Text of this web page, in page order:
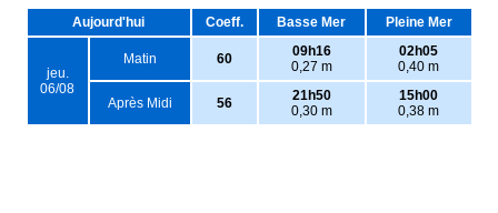
Aujourd'hui Coeff. Basse Mer Pleine Mer
jeu.
06/08
Matin 60
09h16
0,27 m
02h05
0,40 m
Après Midi 56
21h50
0,30 m
15h00
0,38 m